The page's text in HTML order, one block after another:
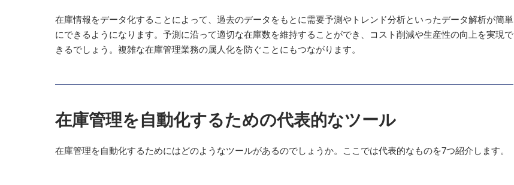
在庫情報をデータ化することによって、過去のデータをもとに需要予測やトレンド分析といったデータ解析が簡単
にできるようになります。予測に沿って適切な在庫数を維持することができ、コスト削減や生産性の向上を実現で
きるでしょう。複雑な在庫管理業務の属人化を防ぐことにもつながります。
在庫管理を自動化するための代表的なツール
在庫管理を自動化するためにはどのようなツールがあるのでしょうか。ここでは代表的なものを7つ紹介します。